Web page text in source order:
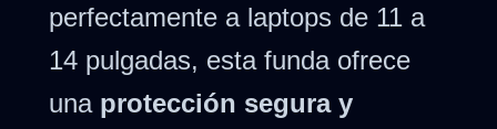
perfectamente a laptops de 11 a
14 pulgadas, esta funda ofrece
una protección segura y